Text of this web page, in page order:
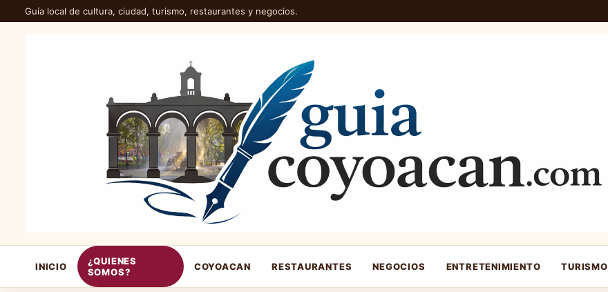
Guía local de cultura, ciudad, turismo, restaurantes y negocios.
INICIO
¿QUIENES
SOMOS?
COYOACAN RESTAURANTES NEGOCIOS ENTRETENIMIENTO TURISMO